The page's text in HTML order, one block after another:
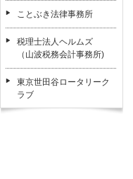
ことぶき法律事務所
税理士法人ヘルムズ
（山波税務会計事務所)
東京世田谷ロータリーク
ラブ